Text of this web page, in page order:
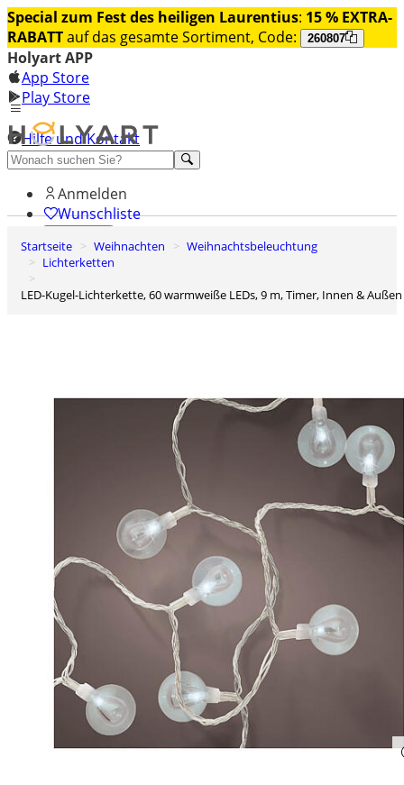
Special zum Fest des heiligen Laurentius: 15 % EXTRA-
RABATTauf das gesamte Sortiment, Code: 260807
Holyart APP
App Store
Play Store
Hilfe und Kontakt
Entdecken Sie Premium
Anmelden
Wunschliste
0
Warenkorb
Startseite Weihnachten
Weihnachtsbeleuchtung
Lichterketten
LED-Kugel-Lichterkette, 60 warmweiße LEDs, 9 m, Timer, Innen & Außen